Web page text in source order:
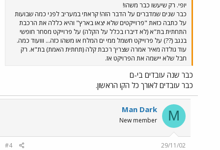
יופי. רק שיעשו כבר משהו!
כבר שנים שמדברים על הדבר הזה! קראתי במעריב לפני כמה שבועות
על כתבה כזאת "פרוייקטים שלא יצאו בארץ" והיא כללה את הרכבת
התחתית בת"א (לא דיברו בכלל על הקלה) על פרוייקט מסחר חופשי
בנגב (??) על פרוייקט חשמל ממי ים המלח או משהו כזה... ווועוד כמה.
עוד גולדה מאיר אמרה שצריך רכבת קלה (תחתית האמת) בת"א. רק
חבל שלא יישמה את הפרויקט אז.
כבר שנה עובדים בי-ם
כבר עובדים לאורך כל הקו הראשון.
M
Man Dark
New member
29/11/02
#4